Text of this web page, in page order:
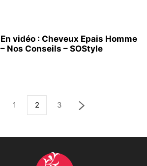
En vidéo : Cheveux Epais Homme
– Nos Conseils – SOStyle
1 2 3